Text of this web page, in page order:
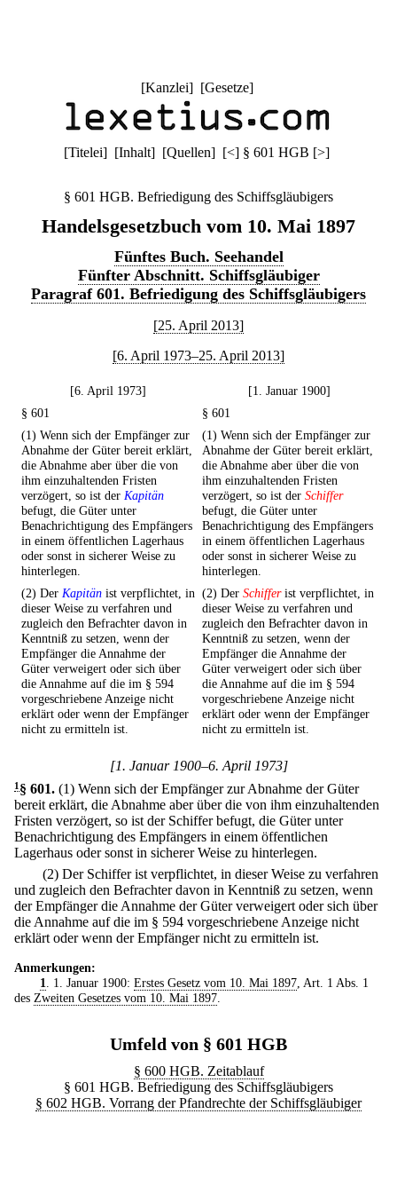
[Kanzlei] [Gesetze]
[Titelei] [Inhalt] [Quellen] [<] § 601 HGB [>]
§ 601 HGB. Befriedigung des Schiffsgläubigers
Handelsgesetzbuch vom 10. Mai 1897
Fünftes Buch. Seehandel
Fünfter Abschnitt. Schiffsgläubiger
Paragraf 601. Befriedigung des Schiffsgläubigers
[25. April 2013]
[6. April 1973–25. April 2013]
[6. April 1973]
[1. Januar 1900]
§ 601
§ 601
(1) Wenn sich der Empfänger zur
Abnahme der Güter bereit erklärt,
die Abnahme aber über die von
ihm einzuhaltenden Fristen
verzögert, so ist der Kapitän
befugt, die Güter unter
Benachrichtigung des Empfängers
in einem öffentlichen Lagerhaus
oder sonst in sicherer Weise zu
hinterlegen.
(1) Wenn sich der Empfänger zur
Abnahme der Güter bereit erklärt,
die Abnahme aber über die von
ihm einzuhaltenden Fristen
verzögert, so ist der Schiffer
befugt, die Güter unter
Benachrichtigung des Empfängers
in einem öffentlichen Lagerhaus
oder sonst in sicherer Weise zu
hinterlegen.
(2) Der Kapitän ist verpflichtet, in
dieser Weise zu verfahren und
zugleich den Befrachter davon in
Kenntniß zu setzen, wenn der
Empfänger die Annahme der
Güter verweigert oder sich über
die Annahme auf die im § 594
vorgeschriebene Anzeige nicht
erklärt oder wenn der Empfänger
nicht zu ermitteln ist.
(2) Der Schifferist verpflichtet, in
dieser Weise zu verfahren und
zugleich den Befrachter davon in
Kenntniß zu setzen, wenn der
Empfänger die Annahme der
Güter verweigert oder sich über
die Annahme auf die im § 594
vorgeschriebene Anzeige nicht
erklärt oder wenn der Empfänger
nicht zu ermitteln ist.
[1. Januar 1900–6. April 1973]
1§ 601. (1) Wenn sich der Empfänger zur Abnahme der Güter
bereit erklärt, die Abnahme aber über die von ihm einzuhaltenden
Fristen verzögert, so ist der Schiffer befugt, die Güter unter
Benachrichtigung des Empfängers in einem öffentlichen
Lagerhaus oder sonst in sicherer Weise zu hinterlegen.
(2) Der Schiffer ist verpflichtet, in dieser Weise zu verfahren
und zugleich den Befrachter davon in Kenntniß zu setzen, wenn
der Empfänger die Annahme der Güter verweigert oder sich über
die Annahme auf die im § 594 vorgeschriebene Anzeige nicht
erklärt oder wenn der Empfänger nicht zu ermitteln ist.
Anmerkungen:
1
. 1. Januar 1900: Erstes Gesetz vom 10. Mai 1897, Art. 1 Abs. 1
des Zweiten Gesetzes vom 10. Mai 1897
Umfeld von § 601 HGB
§ 600 HGB. Zeitablauf
§ 601 HGB. Befriedigung des Schiffsgläubigers
§ 602 HGB. Vorrang der Pfandrechte der Schiffsgläubiger